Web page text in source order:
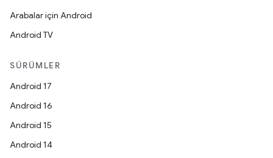
Arabalar için Android
Android TV
SÜRÜMLER
Android 17
Android 16
Android 15
Android 14